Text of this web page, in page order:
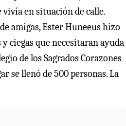
vivía en situación de calle.
amigas, Ester Huneeus hizo
ciegas que necesitaran ayuda
de los Sagrados Corazones
se llenó de 500 personas. La